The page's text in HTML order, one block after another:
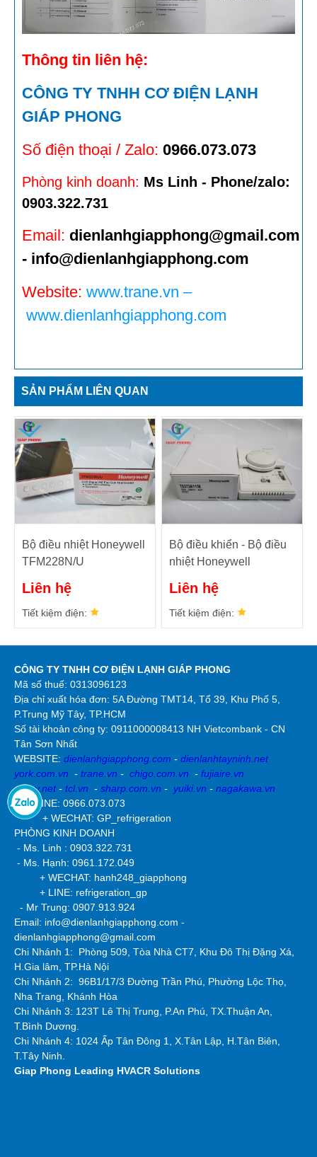
Thông tin liên hệ:
CÔNG TY TNHH CƠ ĐIỆN LẠNH
GIÁP PHONG
Số điện thoại / Zalo: 0966.073.073
Phòng kinh doanh: Ms Linh - Phone/zalo:
0903.322.731
Email: dienlanhgiapphong@gmail.com
- info@dienlanhgiapphong.com
Website: www.trane.vn –
www.dienlanhgiapphong.com
SẢN PHẨM LIÊN QUAN
Bộ điều nhiệt Honeywell
TFM228N/U
Liên hệ
Tiết kiệm điện:
Bộ điều khiển - Bộ điều
nhiệt Honeywell
Liên hệ
Tiết kiệm điện:
CÔNG TY TNHH CƠ ĐIỆN LẠNH GIÁP PHONG
Mã số thuế: 0313096123
Địa chỉ xuất hóa đơn: 5A Đường TMT14, Tổ 39, Khu Phố 5,
P.Trung Mỹ Tây, TP.HCM
Số tài khoản công ty: 0911000008413 NH Vietcombank - CN
Tân Sơn Nhất
WEBSITE: dienlanhgiapphong.com - dienlanhtayninh.net
york.com.vn - trane.vn - chigo.com.vn - fujiaire.vn
dairry.net- tcl.vn - sharp.com.vn - yuiki.vn - nagakawa.vn
HOTLINE: 0966.073.073
+ WECHAT: GP_refrigeration
PHÒNG KINH DOANH
- Ms. Linh : 0903.322.731
- Ms. Hạnh: 0961.172.049
+ WECHAT: hanh248_giapphong
+ LINE: refrigeration_gp
- Mr Trung: 0907.913.924
Email: info@dienlanhgiapphong.com -
dienlanhgiapphong@gmail.com
Chi Nhánh 1: Phòng 509, Tòa Nhà CT7, Khu Đô Thị Đặng Xá,
H.Gia lâm, TP.Hà Nội
Chi Nhánh 2: 96B1/17/3 Đường Trần Phú, Phường Lộc Thọ,
Nha Trang, Khánh Hòa
Chi Nhánh 3: 123T Lê Thị Trung, P.An Phú, TX.Thuận An,
T.Bình Dương.
Chi Nhánh 4: 1024 Ấp Tân Đông 1, X.Tân Lập, H.Tân Biên,
T.Tây Ninh.
Giap Phong Leading HVACR Solutions